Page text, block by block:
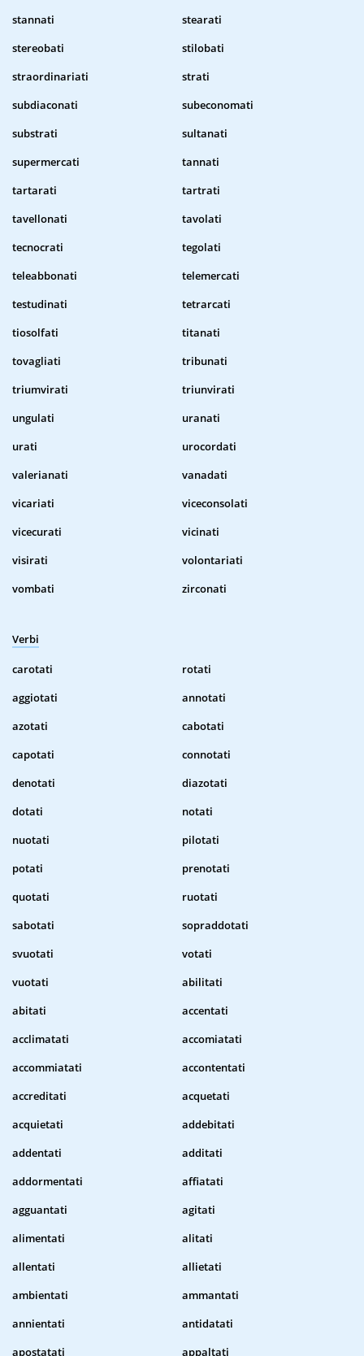
stannati
stearati
stereobati
stilobati
straordinariati
strati
subdiaconati
subeconomati
substrati
sultanati
supermercati
tannati
tartarati
tartrati
tavellonati
tavolati
tecnocrati
tegolati
teleabbonati
telemercati
testudinati
tetrarcati
tiosolfati
titanati
tovagliati
tribunati
triumvirati
triunvirati
ungulati
uranati
urati
urocordati
valerianati
vanadati
vicariati
viceconsolati
vicecurati
vicinati
visirati
volontariati
vombati
zirconati
Verbi
carotati
rotati
aggiotati
annotati
azotati
cabotati
capotati
connotati
denotati
diazotati
dotati
notati
nuotati
pilotati
potati
prenotati
quotati
ruotati
sabotati
sopraddotati
svuotati
votati
vuotati
abilitati
abitati
accentati
acclimatati
accomiatati
accommiatati
accontentati
accreditati
acquetati
acquietati
addebitati
addentati
additati
addormentati
affiatati
agguantati
agitati
alimentati
alitati
allentati
allietati
ambientati
ammantati
annientati
antidatati
apostatati
appaltati